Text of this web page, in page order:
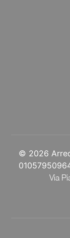
© 2026
Via